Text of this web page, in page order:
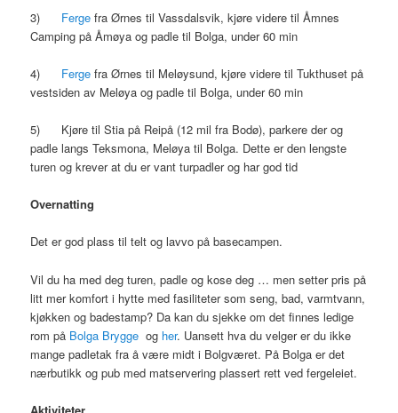
3) Fergefra Ørnes til Vassdalsvik, kjøre videre til Åmnes
Camping på Åmøya og padle til Bolga, under 60 min
4) Fergefra Ørnes til Meløysund, kjøre videre til Tukthuset på
vestsiden av Meløya og padle til Bolga, under 60 min
5) Kjøre til Stia på Reipå (12 mil fra Bodø), parkere der og
padle langs Teksmona, Meløya til Bolga. Dette er den lengste
turen og krever at du er vant turpadler og har god tid
Overnatting
Det er god plass til telt og lavvo på basecampen.
Vil du ha med deg turen, padle og kose deg … men setter pris på
litt mer komfort i hytte med fasiliteter som seng, bad, varmtvann,
kjøkken og badestamp? Da kan du sjekke om det finnes ledige
rom på Bolga Bryggeog her. Uansett hva du velger er du ikke
mange padletak fra å være midt i Bolgværet. På Bolga er det
nærbutikk og pub med matservering plassert rett ved fergeleiet.
Aktiviteter